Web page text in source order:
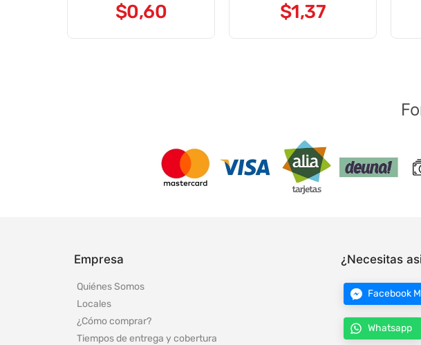
$0,60 $1,37
Empresa
Quiénes Somos
Locales
¿Cómo comprar?
Tiempos de entrega y cobertura
¿Necesitas
Facebook
Whatsapp